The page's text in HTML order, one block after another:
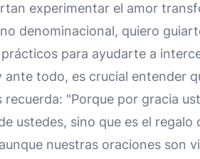
experimentar el amor
denominacional, quiero
para ayudarte a
ante todo, es crucial entender
recuerda: "Porque por gracia
ustedes, sino que es el
nuestras oraciones son